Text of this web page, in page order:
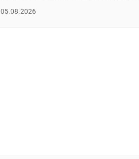
05.08.2026